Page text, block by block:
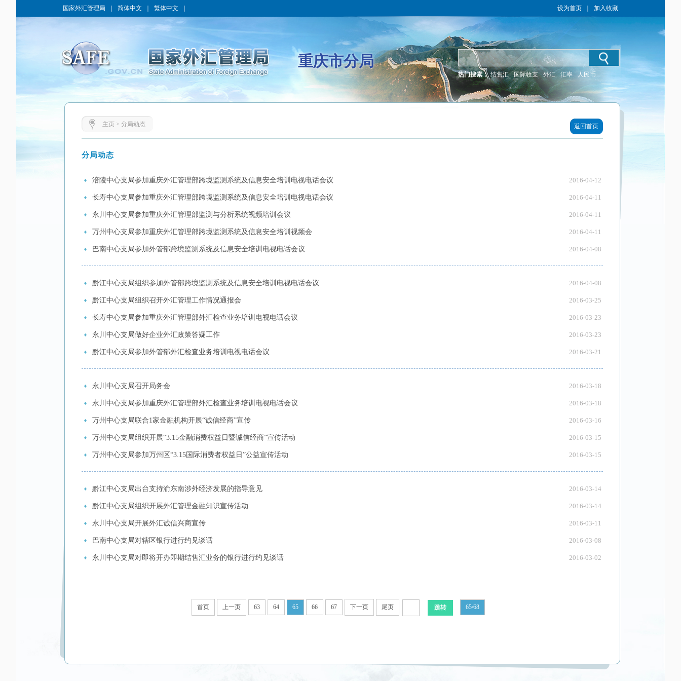
国家外汇管理局 简体中文 繁体中文 设为首页 加入收藏
重庆市分局
热门搜索： 结售汇 国际收支 外汇 汇率 人民币
主页> 分局动态 返回首页
分局动态
涪陵中心支局参加重庆外汇管理部跨境监测系统及信息安全培训电视电话会议 2016-04-12
长寿中心支局参加重庆外汇管理部跨境监测系统及信息安全培训电视电话会议 2016-04-11
永川中心支局参加重庆外汇管理部监测与分析系统视频培训会议 2016-04-11
万州中心支局参加重庆外汇管理部跨境监测系统及信息安全培训视频会 2016-04-11
巴南中心支局参加外管部跨境监测系统及信息安全培训电视电话会议 2016-04-08
黔江中心支局组织参加外管部跨境监测系统及信息安全培训电视电话会议 2016-04-08
黔江中心支局组织召开外汇管理工作情况通报会 2016-03-25
长寿中心支局参加重庆外汇管理部外汇检查业务培训电视电话会议 2016-03-23
永川中心支局做好企业外汇政策答疑工作 2016-03-23
黔江中心支局参加外管部外汇检查业务培训电视电话会议 2016-03-21
永川中心支局召开局务会 2016-03-18
永川中心支局参加重庆外汇管理部外汇检查业务培训电视电话会议 2016-03-18
万州中心支局联合1家金融机构开展“诚信经商”宣传 2016-03-16
万州中心支局组织开展“3.15金融消费权益日暨诚信经商”宣传活动 2016-03-15
万州中心支局参加万州区“3.15国际消费者权益日”公益宣传活动 2016-03-15
黔江中心支局出台支持渝东南涉外经济发展的指导意见 2016-03-14
黔江中心支局组织开展外汇管理金融知识宣传活动 2016-03-14
永川中心支局开展外汇诚信兴商宣传 2016-03-11
巴南中心支局对辖区银行进行约见谈话 2016-03-08
永川中心支局对即将开办即期结售汇业务的银行进行约见谈话 2016-03-02
首页 上一页 63 64 65 66 67 下一页 尾页 65/68